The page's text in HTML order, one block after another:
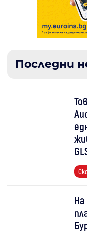
Последни